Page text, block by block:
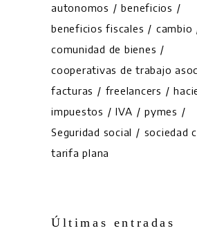
autonomos
beneficios
beneficios fiscales
cambio
comunidad de bienes
cooperativas de trabajo
facturas
freelancers
impuestos
IVA
pymes
Seguridad social
sociedad
tarifa plana
Últimas entradas